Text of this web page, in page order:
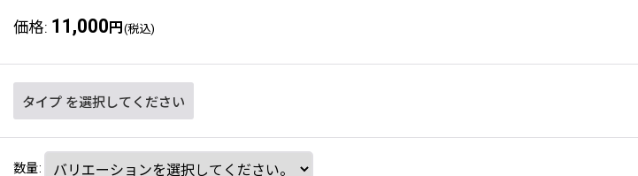
価格: 11,000 円 (税込)
タイプ を選択してください
数量: